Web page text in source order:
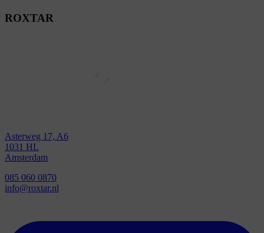
ROXTAR
Asterweg 17, A6
1031 HL
Amsterdam
085 060 0870
info@roxtar.nl